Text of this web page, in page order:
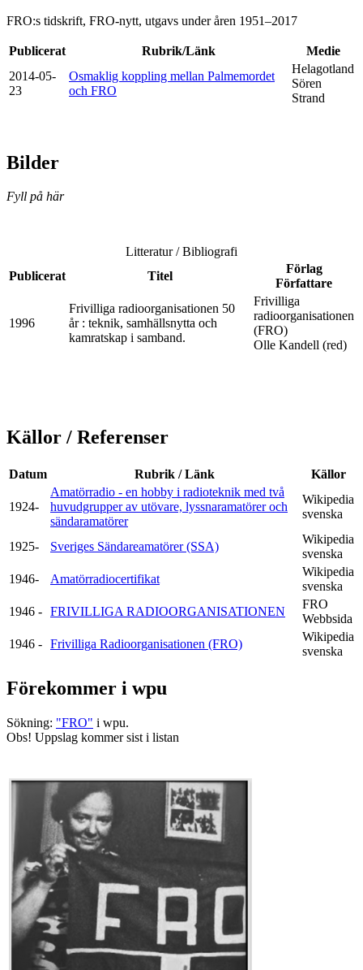
FRO:s tidskrift, FRO-nytt, utgavs under åren 1951–2017
Publicerat Rubrik/Länk
Medie
2014-05-
23
Osmaklig koppling mellan Palmemordet
och FRO
Helagotland
Sören
Strand
Bilder
Fyll på här
Litteratur / Bibliografi
Publicerat
Titel
Förlag
Författare
1996
Frivilliga radioorganisationen 50
år : teknik, samhällsnytta och
kamratskap i samband.
Frivilliga
radioorganisationen
(FRO)
Olle Kandell (red)
Källor / Referenser
Datum Rubrik / Länk Källor
1924-
Amatörradio - en hobby i radioteknik med två
huvudgrupper av utövare, lyssnaramatörer och
sändaramatörer
Wikipedia
svenska
1925- Sveriges Sändareamatörer (SSA)
Wikipedia
svenska
1946-
Amatörradiocertifikat
Wikipedia
svenska
1946 - FRIVILLIGA RADIO­ORGANISATIONEN
FRO
Webbsida
1946 - Frivilliga Radioorganisationen (FRO)
Wikipedia
svenska
Förekommer i wpu
Sökning: "FRO" i wpu.
Obs! Uppslag kommer sist i listan